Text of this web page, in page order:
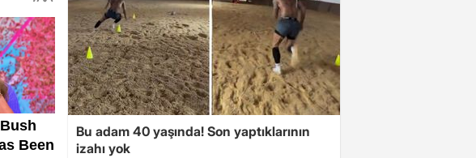
Bu adam 40 yaşında! Son yaptıklarının
izahı yok